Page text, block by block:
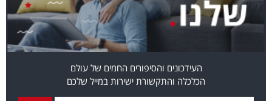
העידכונים והסיפורים החמים של עולם
הכלכלה והתקשורת ישירות במייל שלכם